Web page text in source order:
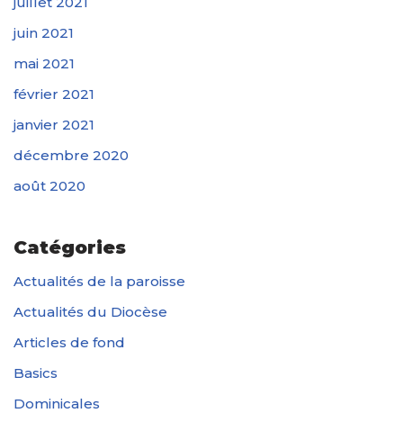
juin 2021
mai 2021
février 2021
janvier 2021
décembre 2020
août 2020
Catégories
Actualités de la paroisse
Actualités du Diocèse
Articles de fond
Basics
Dominicales